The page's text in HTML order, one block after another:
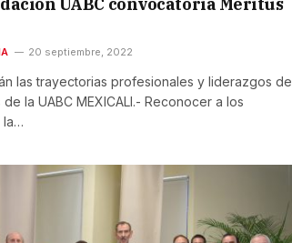
20 septiembre, 2022
las trayectorias profesionales y liderazgos de
la UABC MEXICALI.- Reconocer a los
la…